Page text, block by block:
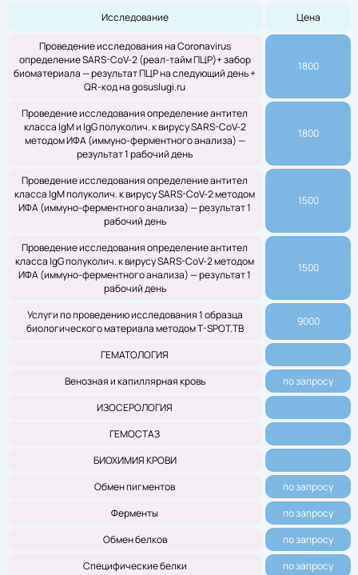
Исследование Цена
Проведение исследования на Coronavirus
определение SARS-CoV-2 (реал-тайм ПЦР)+ забор
биоматериала — результат ПЦР на следующий день +
QR-код на gosuslugi.ru
1800
Проведение исследования определение антител
класса IgM и IgG полуколич. к вирусу SARS-CoV-2
методом ИФА (иммуно-ферментного анализа) —
результат 1 рабочий день
1800
Проведение исследования определение антител
класса IgM полуколич. к вирусу SARS-CoV-2 методом
ИФА (иммуно-ферментного анализа) — результат 1
рабочий день
1500
Проведение исследования определение антител
класса IgG полуколич. к вирусу SARS-CoV-2 методом
ИФА (иммуно-ферментного анализа) — результат 1
рабочий день
1500
Услуги по проведению исследования 1 образца
биологического материала методом T-SPOT.TB
9000
ГЕМАТОЛОГИЯ
Венозная и капиллярная кровь
по запросу
ИЗОСЕРОЛОГИЯ
ГЕМОСТАЗ
БИОХИМИЯ КРОВИ
Обмен пигментов
по запросу
Ферменты
по запросу
Обмен белков
по запросу
Специфические белки
по запросу